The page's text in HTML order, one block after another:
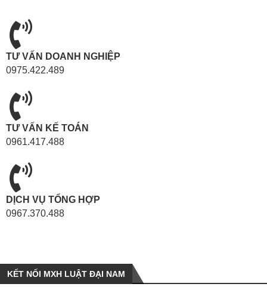
TƯ VẤN DOANH NGHIỆP
0975.422.489
TƯ VẤN KẾ TOÁN
0961.417.488
DỊCH VỤ TỔNG HỢP
0967.370.488
KẾT NỐI MXH LUẬT ĐẠI NAM